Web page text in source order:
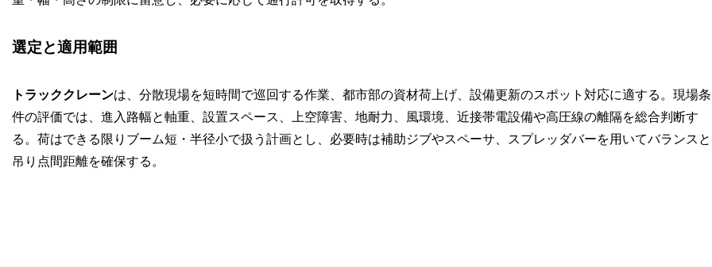
選定と適用範囲
トラッククレーンは、分散現場を短時間で巡回する作業、都市部の資材荷上げ、設備更新のスポット対応に適する。現場条
件の評価では、進入路幅と軸重、設置スペース、上空障害、地耐力、風環境、近接帯電設備や高圧線の離隔を総合判断す
る。荷はできる限りブーム短・半径小で扱う計画とし、必要時は補助ジブやスペーサ、スプレッダバーを用いてバランスと
吊り点間距離を確保する。